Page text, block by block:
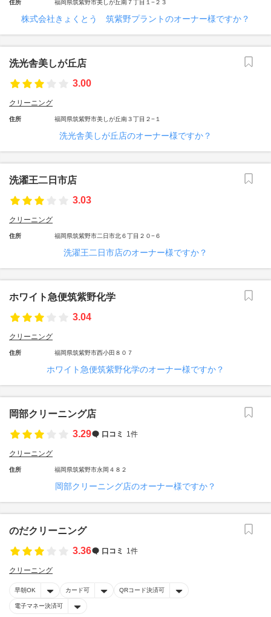
住所 福岡県筑紫野市美しが丘南７丁目１−２３
株式会社きょくとう 筑紫野プラントのオーナー様ですか？
洗光舎美しが丘店
3.00
クリーニング
住所 福岡県筑紫野市美しが丘南３丁目２−１
洗光舎美しが丘店のオーナー様ですか？
洗濯王二日市店
3.03
クリーニング
住所 福岡県筑紫野市二日市北６丁目２０−６
洗濯王二日市店のオーナー様ですか？
ホワイト急便筑紫野化学
3.04
クリーニング
住所 福岡県筑紫野市西小田８０７
ホワイト急便筑紫野化学のオーナー様ですか？
岡部クリーニング店
3.29
口コミ 1件
クリーニング
住所 福岡県筑紫野市永岡４８２
岡部クリーニング店のオーナー様ですか？
のだクリーニング
3.36
口コミ 1件
クリーニング
早朝OK カード可 QRコード決済可
電子マネー決済可